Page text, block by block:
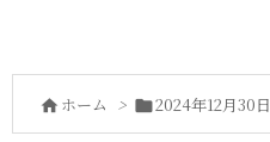
 ホーム > 2024年12月30日